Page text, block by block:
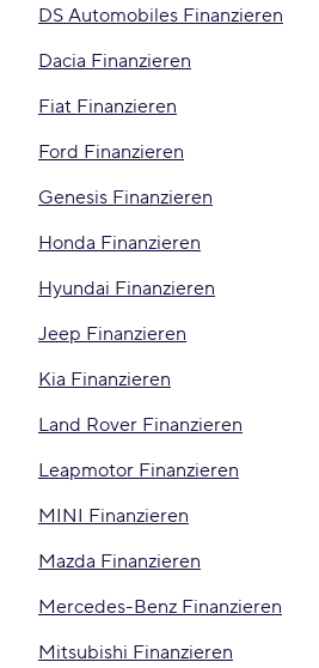
DS Automobiles Finanzieren
Dacia Finanzieren
Fiat Finanzieren
Ford Finanzieren
Genesis Finanzieren
Honda Finanzieren
Hyundai Finanzieren
Jeep Finanzieren
Kia Finanzieren
Land Rover Finanzieren
Leapmotor Finanzieren
MINI Finanzieren
Mazda Finanzieren
Mercedes-Benz Finanzieren
Mitsubishi Finanzieren